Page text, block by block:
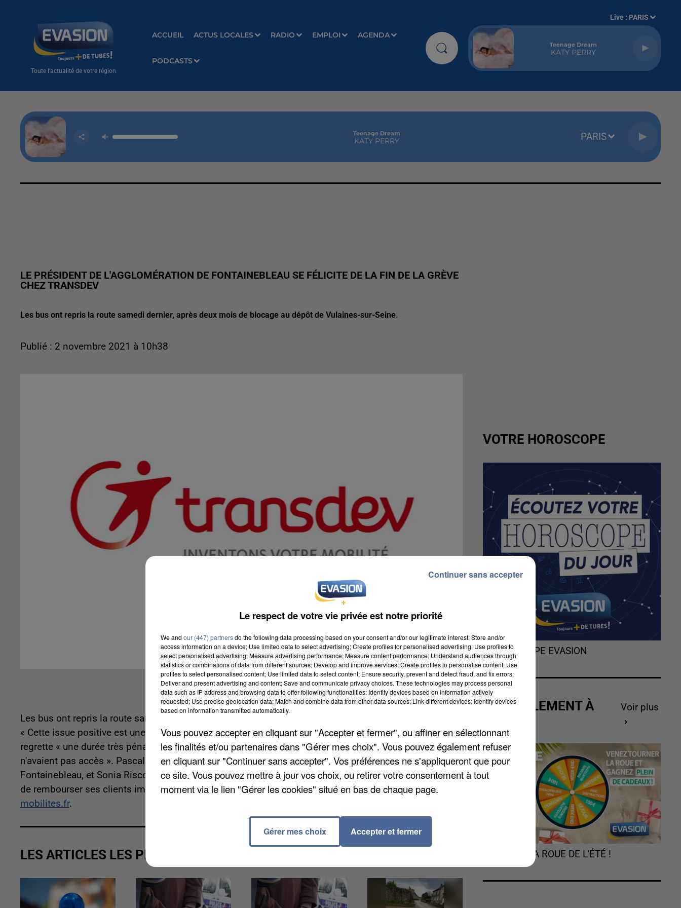
Toute l'actualité de votre région
ACCUEIL ACTUS LOCALES RADIO EMPLOI AGENDA
PODCASTS
Live : PARIS
Teenage Dream
KATY PERRY
Teenage Dream
KATY PERRY PARIS
LE PRÉSIDENT DE L'AGGLOMÉRATION DE FONTAINEBLEAU SE FÉLICITE DE LA FIN DE LA GRÈVE
CHEZ TRANSDEV
Les bus ont repris la route samedi dernier, après deux mois de blocage au dépôt de Vulaines-sur-Seine.
Publié : 2 novembre 2021 à 10h38
Les bus ont repris la route samedi dernier, après deux mois de blocage au dépôt de Vulaines-sur-Seine.
« Cette issue positive est une excellente nouvelle », écrit Pascal Gouhoury dans un communiqué. L'élu
regrette « une durée très pénalisante » tout en « laissant les usagers payer un service auquel ils
n'avaient pas accès ». Pascal Gouhoury a salué « la mobilisation de l'ensemble » des élus du Pays de
Fontainebleau, et Sonia Risco, vice-présidente en charge des mobilités. Île-de-France Mobilités a prévu
de rembourser ses clients impactés : un formulaire est à compléter en ligne, surwww.iledefrance-
mobilites.fr.
LES ARTICLES LES PLUS VUS
VOTRE HOROSCOPE
L'HOROSCOPE EVASION
ACTUELLEMENT À
Voir plus
TOURNEZ LA ROUE DE L'ÉTÉ !
Le respect de votre vie privée est notre priorité
We and our (447) partnersdo the following data processing based on your consent and/or our legitimate interest: Store and/or
access information on a device; Use limited data to select advertising; Create profiles for personalised advertising; Use profiles to
select personalised advertising; Measure advertising performance; Measure content performance; Understand audiences through
statistics or combinations of data from different sources; Develop and improve services; Create profiles to personalise content; Use
profiles to select personalised content; Use limited data to select content; Ensure security, prevent and detect fraud, and fix errors;
Deliver and present advertising and content; Save and communicate privacy choices. These technologies may process personal
data such as IP address and browsing data to offer following functionalities: Identify devices based on information actively
requested; Use precise geolocation data; Match and combine data from other data sources; Link different devices; Identify devices
based on information transmitted automatically.
Vous pouvez accepter en cliquant sur "Accepter et fermer", ou affiner en sélectionnant
les finalités et/ou partenaires dans "Gérer mes choix". Vous pouvez également refuser
en cliquant sur "Continuer sans accepter". Vos préférences ne s'appliqueront que pour
ce site. Vous pouvez mettre à jour vos choix, ou retirer votre consentement à tout
moment via le lien "Gérer les cookies" situé en bas de chaque page.
Gérer mes choix Accepter et fermer
Continuer sans accepter